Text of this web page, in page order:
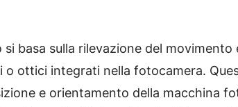
basa sulla rilevazione del
o ottici integrati nella fotocamera.
e orientamento della macchina